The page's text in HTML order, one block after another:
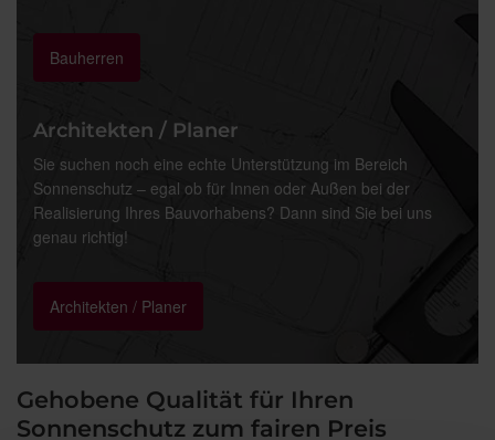
Bauherren
Architekten / Planer
Sie suchen noch eine echte Unterstützung im Bereich
Sonnenschutz – egal ob für Innen oder Außen bei der
Realisierung Ihres Bauvorhabens? Dann sind Sie bei uns
genau richtig!
Architekten / Planer
Gehobene Qualität für Ihren
Sonnenschutz zum fairen Preis